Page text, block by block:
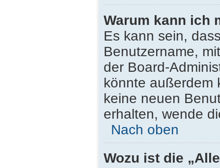
Warum kann ich
Es kann sein,
Benutzername,
der Board-
könnte außerdem
keine neuen
erhalten, wende
Nach oben
Wozu ist die